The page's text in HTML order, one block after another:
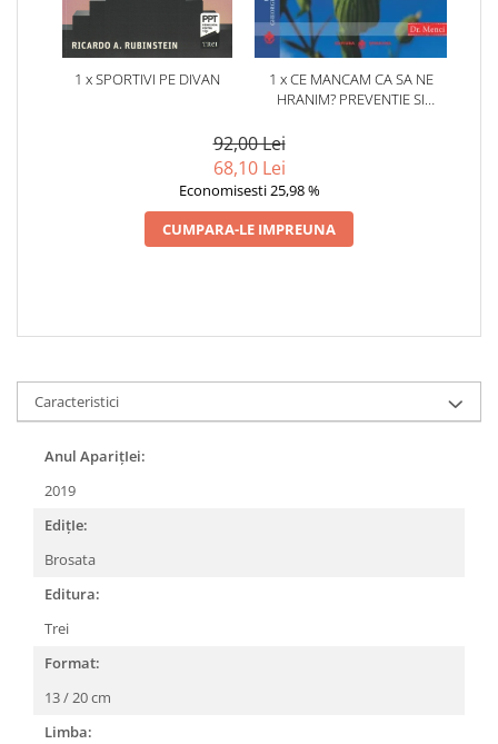
1 x SPORTIVI PE DIVAN
1 x CE MANCAM CA SA NE
HRANIM? PREVENTIE SI
CARDIOVASCULARE SI IN
92,00 Lei
68,10 Lei
Economisesti 25,98 %
CUMPARA-LE IMPREUNA
Caracteristici
Anul AparițIei:
2019
EdițIe:
Brosata
Editura:
Trei
Format:
13 / 20 cm
Limba: